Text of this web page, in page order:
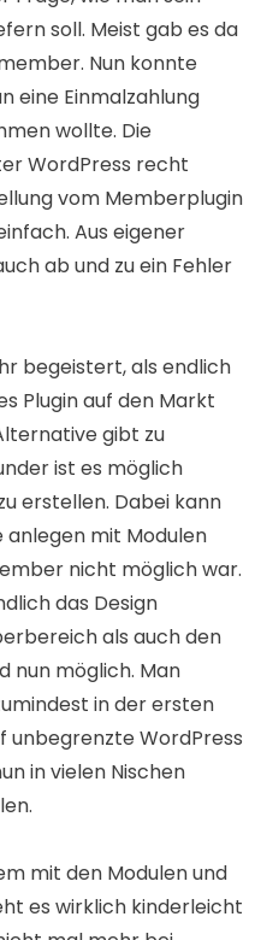
soll. Meist gab es da
Nun konnte
eine Einmalzahlung
wollte. Die
WordPress recht
vom Memberplugin
Aus eigener
ab und zu ein Fehler
begeistert, als endlich
Plugin auf den Markt
gibt zu
ist es möglich
erstellen. Dabei kann
mit Modulen
nicht möglich war.
das Design
als auch den
nun möglich. Man
in der ersten
unbegrenzte WordPress
in vielen Nischen
mit den Modulen und
es wirklich kinderleicht